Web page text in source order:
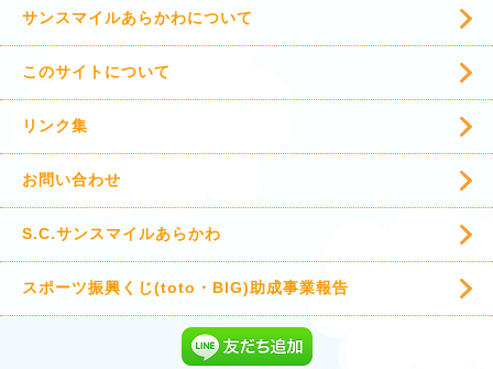
サンスマイルあらかわについて
このサイトについて
リンク集
お問い合わせ
S.C.サンスマイルあらかわ
スポーツ振興くじ(toto・BIG)助成事業報告